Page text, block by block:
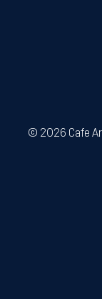
© 2026 Cafe